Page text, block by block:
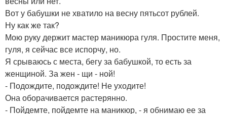
Вот у бабушки не хватило на весну пятьсот рублей.
Ну как же так?
Мою руку держит мастер маникюра гуля. Простите меня,
гуля, я сейчас все испорчу, но.
Я срываюсь с места, бегу за бабушкой, то есть за
женщиной. За жен - щи - ной!
- Подождите, подождите! Не уходите!
Она оборачивается растерянно.
- Пойдемте, пойдемте на маникюр, - я обнимаю ее за